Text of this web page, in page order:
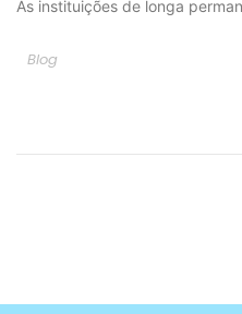
As instituições de longa
Blog